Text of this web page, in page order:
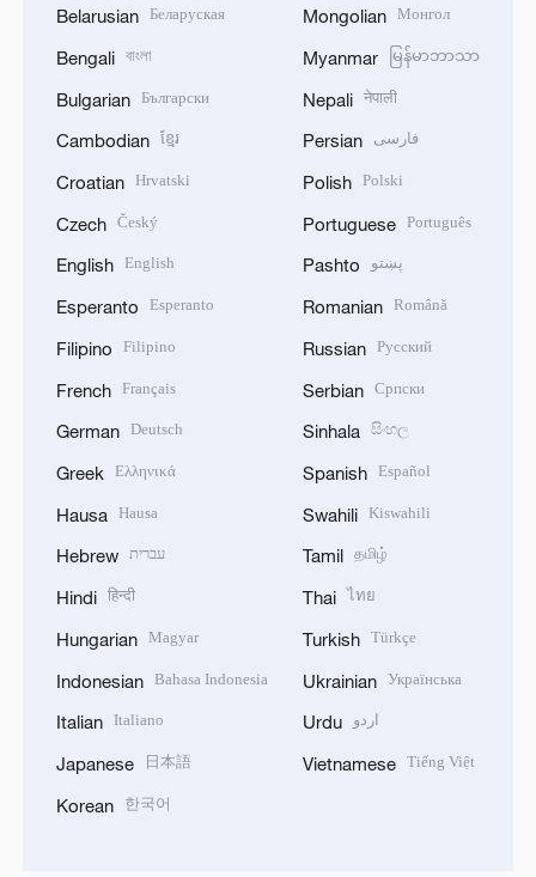
Belarusian Беларуская
Bengali বাংলা
Bulgarian Български
Cambodian ខ្មែរ
Croatian Hrvatski
Czech Český
English English
Esperanto Esperanto
Filipino Filipino
French Français
German Deutsch
Greek Ελληνικά
Hausa Hausa
Hebrew עברית
Hindi हिन्दी
Hungarian Magyar
Indonesian Bahasa Indonesia
Italian Italiano
Japanese 日本語
Korean 한국어
Mongolian Монгол
Myanmar မြန်မာဘာသာ
Nepali नेपाली
Persian فارسی
Polish Polski
Portuguese Português
Pashto پښتو
Romanian Română
Russian Русский
Serbian Српски
Sinhala සිංහල
Spanish Español
Swahili Kiswahili
Tamil தமிழ்
Thai ไทย
Turkish Türkçe
Ukrainian Українська
Urdu اردو
Vietnamese Tiếng Việt